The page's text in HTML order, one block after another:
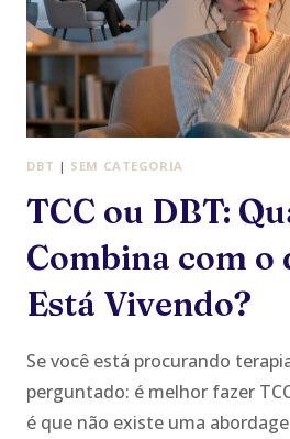
DBT | SEM CATEGORIA
TCC ou DBT:
Combina com o
Está Vivendo?
Se você está procurando
perguntado: é melhor fazer
é que não existe uma